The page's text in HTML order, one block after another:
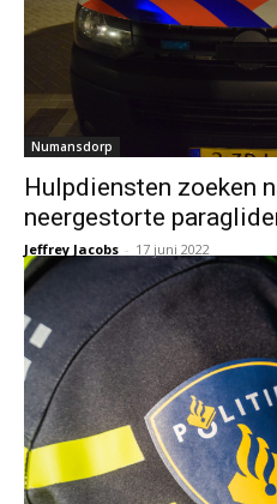
Numansdorp
Hulpdiensten zoeken
neergestorte
Jeffrey Jacobs - 17 juni 2022